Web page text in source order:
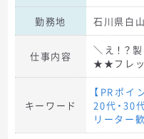
勤務地 石川県白
仕事内容
＼え！？
★★フレ
キーワード
【PRポイ
20代・30
リーター